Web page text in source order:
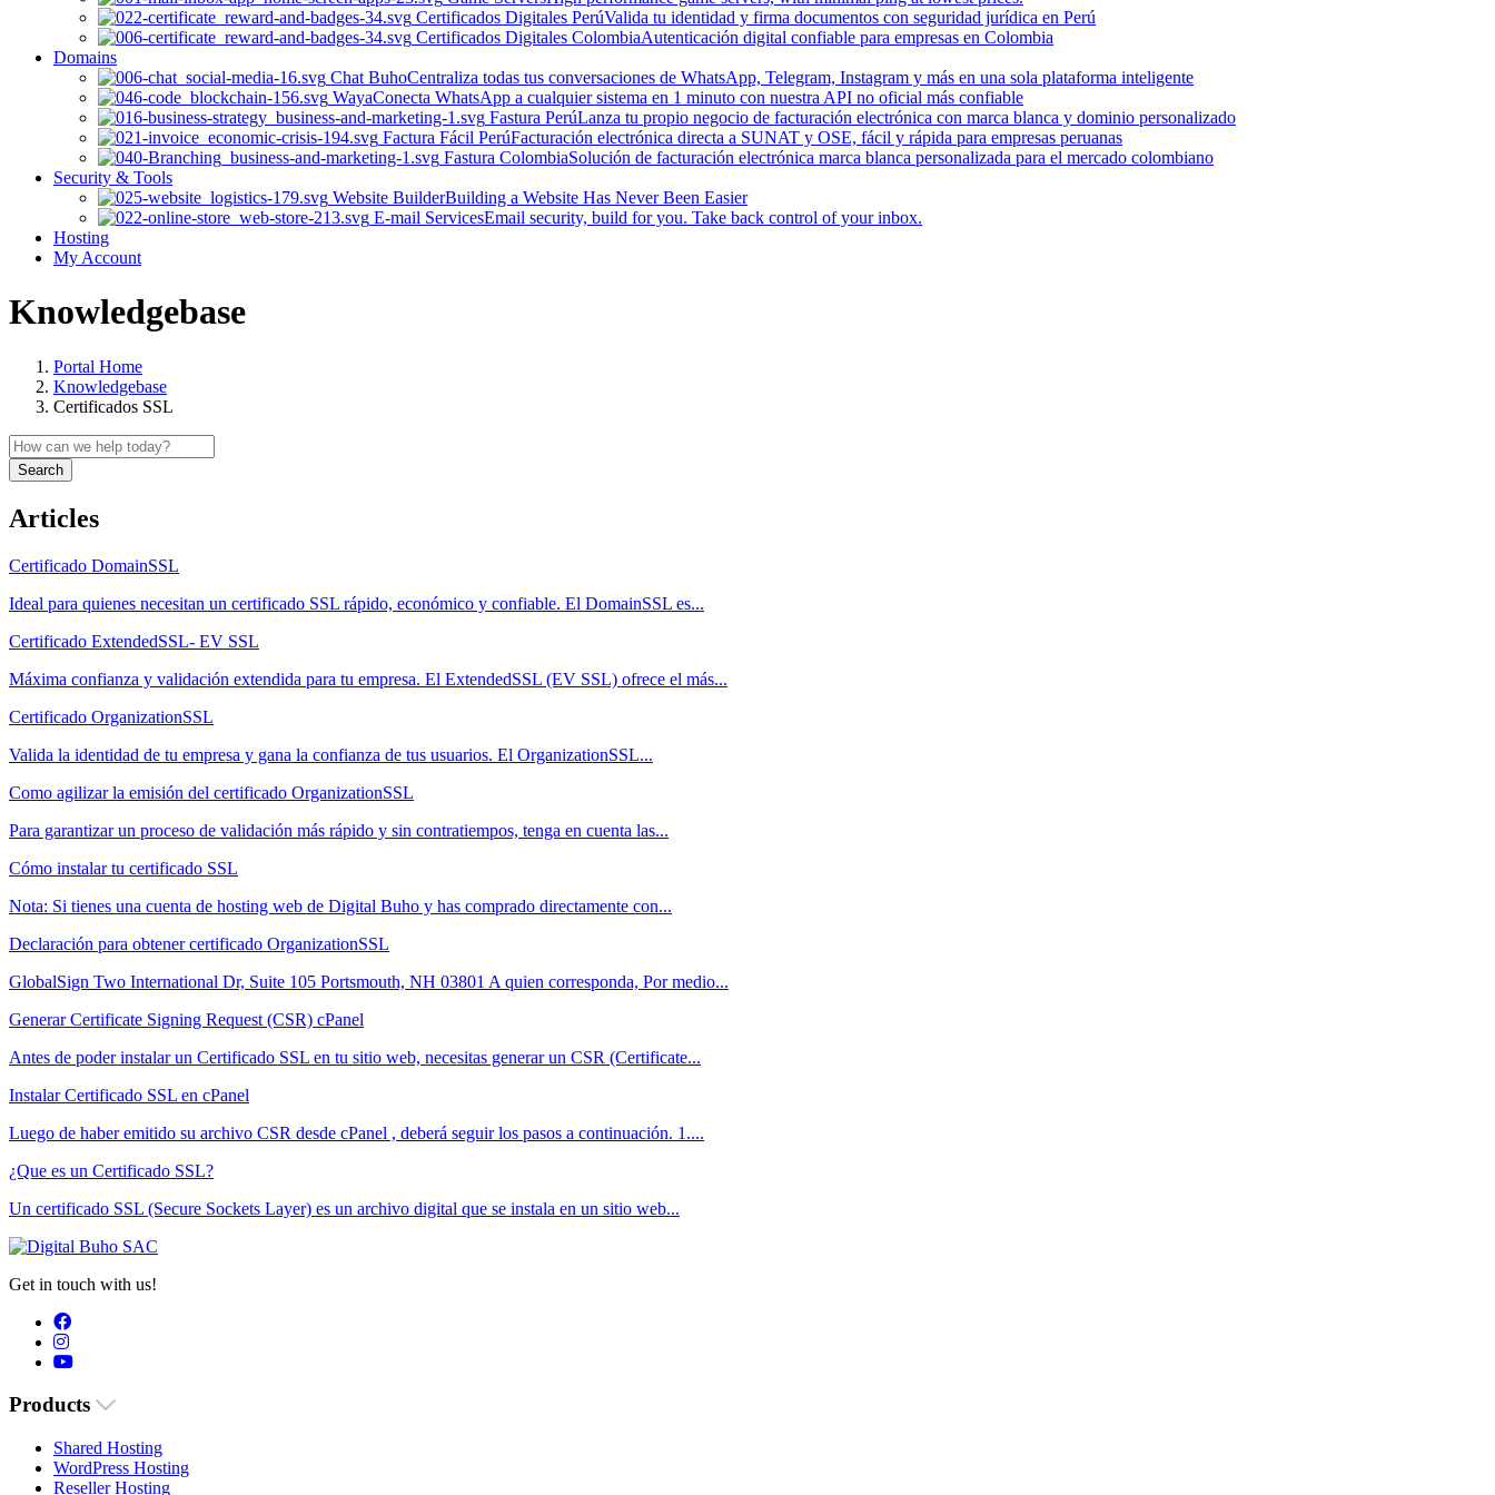
Certificados Digitales PerúValida tu identidad y firma documentos con seguridad jurídica en Perú
Certificados Digitales ColombiaAutenticación digital confiable para empresas en Colombia
Domains
Chat BuhoCentraliza todas tus conversaciones de WhatsApp, Telegram, Instagram y más en una sola plataforma inteligente
WayaConecta WhatsApp a cualquier sistema en 1 minuto con nuestra API no oficial más confiable
Fastura PerúLanza tu propio negocio de facturación electrónica con marca blanca y dominio personalizado
Factura Fácil PerúFacturación electrónica directa a SUNAT y OSE, fácil y rápida para empresas peruanas
Fastura ColombiaSolución de facturación electrónica marca blanca personalizada para el mercado colombiano
Security & Tools
Website BuilderBuilding a Website Has Never Been Easier
E-mail ServicesEmail security, build for you. Take back control of your inbox.
Hosting
My Account
Knowledgebase
Portal Home
Knowledgebase
Certificados SSL
Search
Articles
Certificado DomainSSL
Ideal para quienes necesitan un certificado SSL rápido, económico y confiable. El DomainSSL es...
Certificado ExtendedSSL- EV SSL
Máxima confianza y validación extendida para tu empresa. El ExtendedSSL (EV SSL) ofrece el más...
Certificado OrganizationSSL
Valida la identidad de tu empresa y gana la confianza de tus usuarios. El OrganizationSSL...
Como agilizar la emisión del certificado OrganizationSSL
Para garantizar un proceso de validación más rápido y sin contratiempos, tenga en cuenta las...
Cómo instalar tu certificado SSL
Nota: Si tienes una cuenta de hosting web de Digital Buho y has comprado directamente con...
Declaración para obtener certificado OrganizationSSL
GlobalSign Two International Dr, Suite 105 Portsmouth, NH 03801 A quien corresponda, Por medio...
Generar Certificate Signing Request (CSR) cPanel
Antes de poder instalar un Certificado SSL en tu sitio web, necesitas generar un CSR (Certificate...
Instalar Certificado SSL en cPanel
Luego de haber emitido su archivo CSR desde cPanel , deberá seguir los pasos a continuación. 1....
¿Que es un Certificado SSL?
Un certificado SSL (Secure Sockets Layer) es un archivo digital que se instala en un sitio web...
Get in touch with us!
Products
Shared Hosting
WordPress Hosting
Reseller Hosting